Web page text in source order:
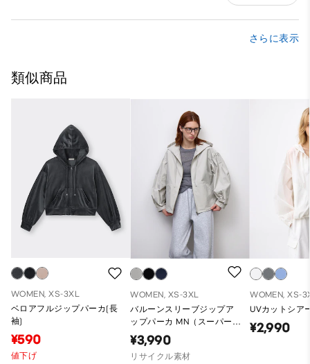
さらに表示
類似商品
WOMEN, XS-3XL
ベロアフルジップパーカ(長
袖)
¥590
値下げ
WOMEN, XS-3XL
バルーンスリーブジップア
ップパーカ MN（スーパーオ
ーバーサイズフィット）
¥3,990
リサイクル素材
WOMEN, XS-
UVカットシア
¥2,990